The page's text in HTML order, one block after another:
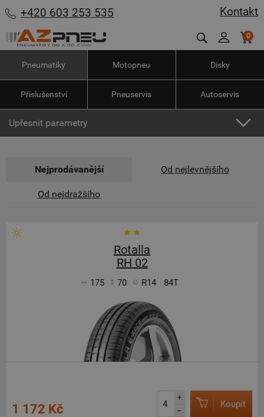
Kontakt
+420 603 253 535
0
Pneumatiky Motopneu Disky
Příslušenství Pneuservis Autoservis
Upřesnit parametry
Nejprodávanější Od nejlevnějšího
Od nejdražšího
Rotalla
RH 02
175 70 R14 84T
1 172 Kč
+
–
Koupit